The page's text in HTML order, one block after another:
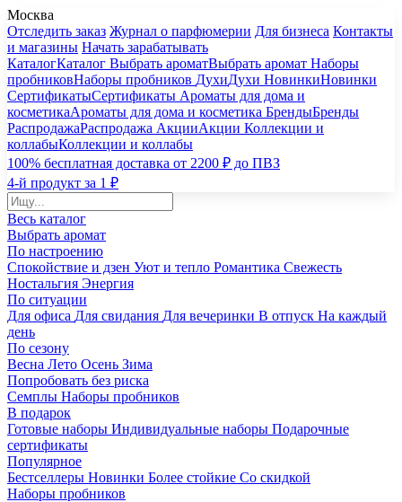
Москва
Отследить заказ Журнал о парфюмерии Для бизнеса Контакты
и магазины Начать зарабатывать
КаталогКаталог Выбрать ароматВыбрать аромат Наборы
пробниковНаборы пробников ДухиДухи НовинкиНовинки
СертификатыСертификаты Ароматы для дома и
косметикаАроматы для дома и косметика БрендыБренды
РаспродажаРаспродажа АкцииАкции Коллекции и
коллабыКоллекции и коллабы
100% бесплатная доставка от 2200 ₽ до ПВЗ
4-й продукт за 1 ₽
Весь каталог
Выбрать аромат
По настроению
Спокойствие и дзен Уют и тепло Романтика Свежесть
Ностальгия Энергия
По ситуации
Для офиса Для свидания Для вечеринки В отпуск На каждый
день
По сезону
Весна Лето Осень Зима
Попробовать без риска
Семплы Наборы пробников
В подарок
Готовые наборы Индивидуальные наборы Подарочные
сертификаты
Популярное
Бестселлеры Новинки Более стойкие Со скидкой
Наборы пробников